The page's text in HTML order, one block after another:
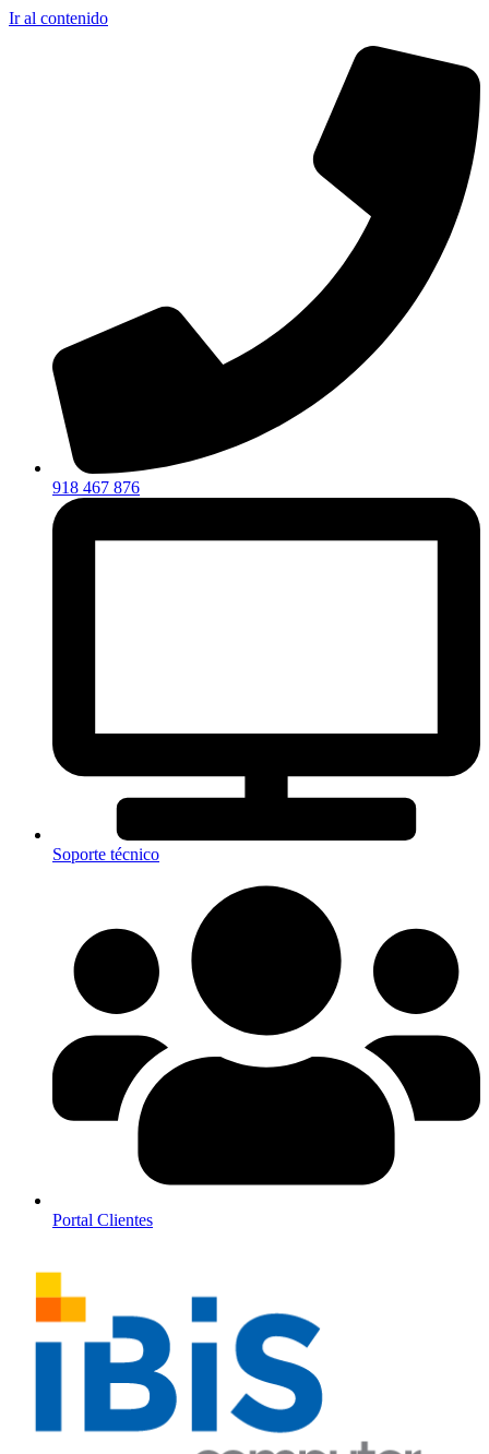
Ir al contenido
918 467 876
Soporte técnico
Portal Clientes